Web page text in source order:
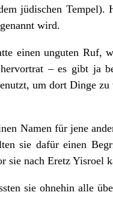
jüdischen Tempel).
wird.
einen unguten Ruf,
– es gibt ja
um dort Dinge
Namen für jene
sie dafür einen
sie nach Eretz Yisroel
sie ohnehin alle